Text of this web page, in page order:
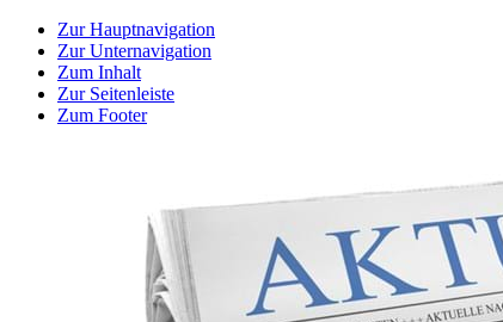
Zur Hauptnavigation
Zur Unternavigation
Zum Inhalt
Zur Seitenleiste
Zum Footer